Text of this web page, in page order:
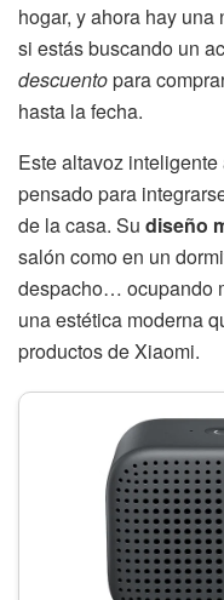
hogar, y ahora hay
si estás buscando un
descuentopara
hasta la fecha.
Este altavoz
pensado para
de la casa. Su diseño
salón como en un
despacho… ocupando
una estética moderna
productos de Xiaomi.